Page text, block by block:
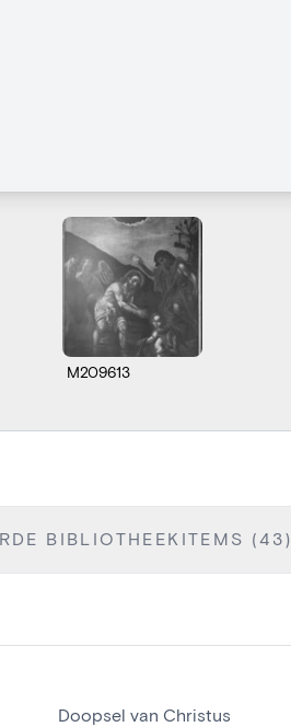
M209613
BIBLIOTHEEKITEMS (43)
Doopsel van Christus